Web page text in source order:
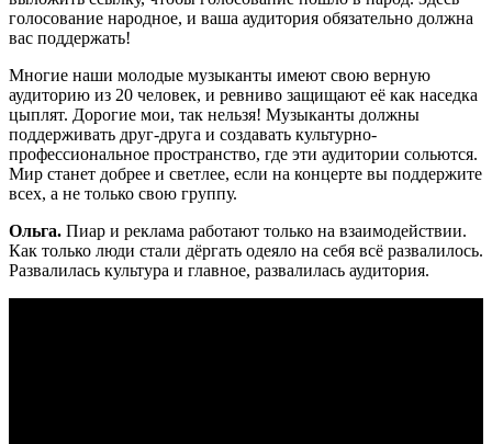
голосование народное, и ваша аудитория обязательно должна
вас поддержать!
Многие наши молодые музыканты имеют свою верную
аудиторию из 20 человек, и ревниво защищают её как наседка
цыплят. Дорогие мои, так нельзя! Музыканты должны
поддерживать друг-друга и создавать культурно-
профессиональное пространство, где эти аудитории сольются.
Мир станет добрее и светлее, если на концерте вы поддержите
всех, а не только свою группу.
Ольга. Пиар и реклама работают только на взаимодействии.
Как только люди стали дёргать одеяло на себя всё развалилось.
Развалилась культура и главное, развалилась аудитория.